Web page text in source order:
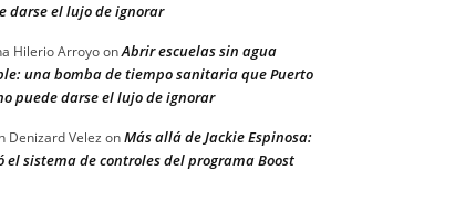
darse el lujo de ignorar
Hilerio ArroyoonAbrir escuelas sin agua
una bomba de tiempo sanitaria que Puerto
puede darse el lujo de ignorar
Denizard Velez onMás allá de Jackie Espinosa:
el sistema de controles del programa Boost